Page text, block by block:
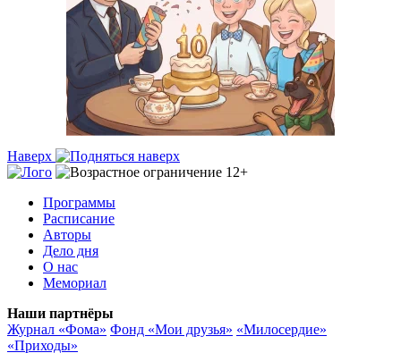
Наверх
Программы
Расписание
Авторы
Дело дня
О нас
Мемориал
Наши партнёры
Журнал «Фома» Фонд «Мои друзья» «Милосердие»
«Приходы»